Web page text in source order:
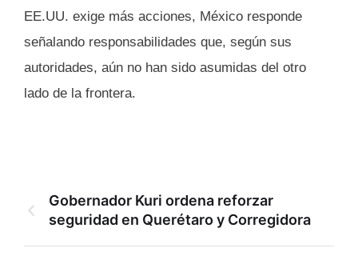
EE.UU. exige más acciones, México responde
señalando responsabilidades que, según sus
autoridades, aún no han sido asumidas del otro
lado de la frontera.
Gobernador Kuri ordena reforzar
seguridad en Querétaro y Corregidora